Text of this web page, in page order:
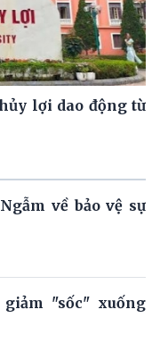
lợi dao động từ
về bảo vệ sự
"sốc" xuống